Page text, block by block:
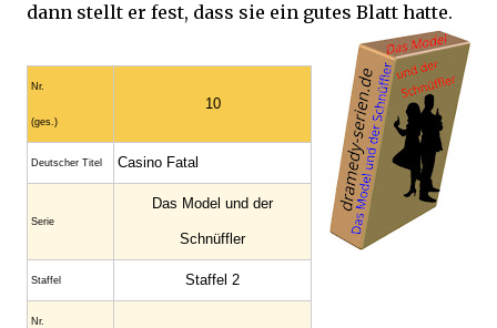
dann stellt er fest, dass sie ein gutes Blatt hatte.
Nr.
(ges.)
10
Deutscher Titel Casino Fatal
Serie
Das Model und der
Schnüffler
Staffel Staffel 2
Nr.